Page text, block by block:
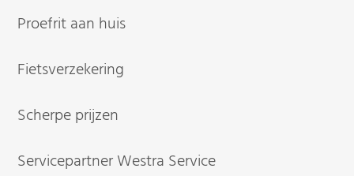
Proefrit aan huis
Fietsverzekering
Scherpe prijzen
Servicepartner Westra Service